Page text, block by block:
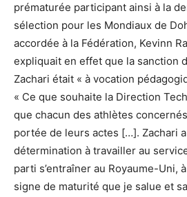
prématurée participant ainsi à la
sélection pour les Mondiaux de
accordée à la Fédération, Kevinn
expliquait en effet que la sanction
Zachari était « à vocation
« Ce que souhaite la Direction
que chacun des athlètes
portée de leurs actes […]. Zachari
détermination à travailler au
parti s’entraîner au Royaume-Uni,
signe de maturité que je salue et